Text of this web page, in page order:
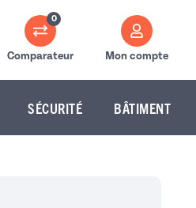
0
Comparateur Mon compte
SÉCURITÉ BÂTIMENT